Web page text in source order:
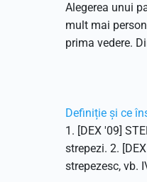
Alegerea unui
mult mai
prima vedere.
Definiție și ce
1. [DEX '09]
strepezi. 2.
strepezesc, vb.